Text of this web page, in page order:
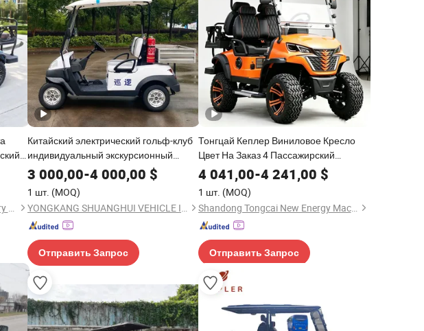
Dezhou Speed Automobile Industry Co., Ltd.
Китайский электрический гольф-клуб
индивидуальный экскурсионный
автобус автомобиль
3 000,00-4 000,00 $
1 шт. (MOQ)
YONGKANG SHUANGHUI VEHICLE INDUSTRY CO., LTD.
Отправить Запрос
Тонгцай Кеплер Виниловое Кресло
Цвет На Заказ 4 Пассажирский
Электрический Гольф-Кар
4 041,00-4 241,00 $
1 шт. (MOQ)
Shandong Tongcai New Energy Machinery Co., Ltd.
Отправить Запрос